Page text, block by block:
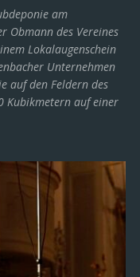
am
Obmann des Vereines
Lokalaugenschein
Unternehmen
auf den Feldern des
Kubikmetern auf einer